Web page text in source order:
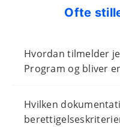
Ofte
Hvordan tilmelder
Program og bliver
Hvilken